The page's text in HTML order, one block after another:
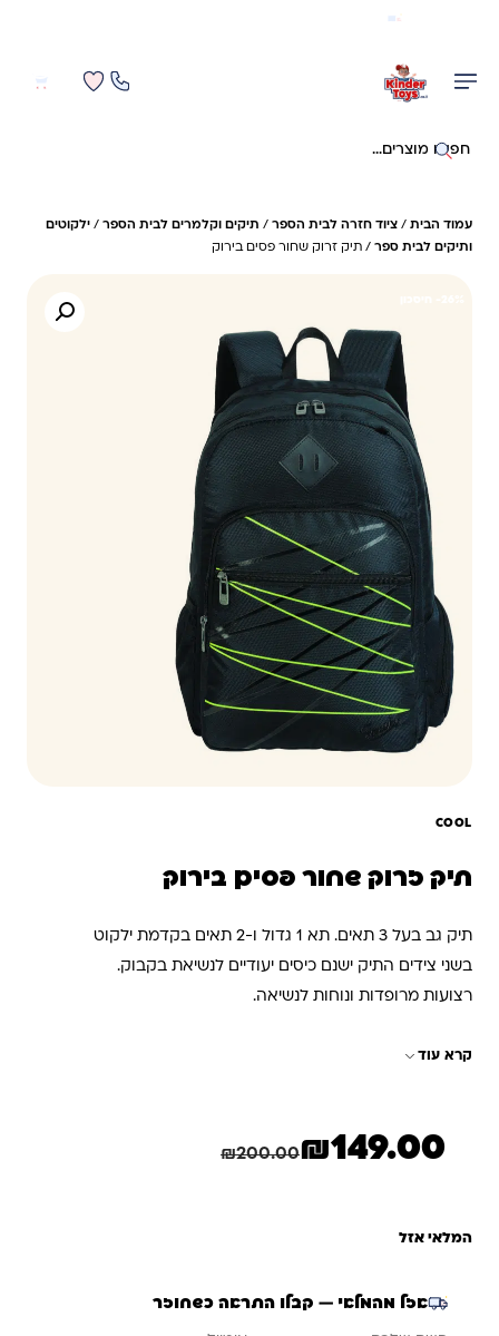
חיפוש באתר
עמוד הבית / ציוד חזרה לבית הספר / תיקים וקלמרים לבית הספר / ילקוטים
ותיקים לבית ספר / תיק זרוק שחור פסים בירוק
COOL
תיק זרוק שחור פסים בירוק
תיק גב בעל 3 תאים. תא 1 גדול ו-2 תאים בקדמת ילקוט
בשני צידים התיק ישנם כיסים יעודיים לנשיאת בקבוק.
רצועות מרופדות ונוחות לנשיאה.
קרא עוד
₪200.00
המחיר המקורי היה: ₪200.00.
₪149.00
המחיר הנוכחי הוא: ₪149.00.
המלאי אזל
אזל מהמלאי — קבלו התראה כשחוזר